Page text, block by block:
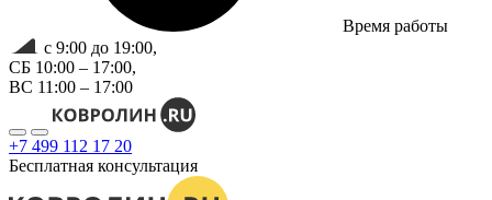
Время работы
с 9:00 до 19:00,
СБ 10:00 – 17:00,
ВС 11:00 – 17:00
+7 499 112 17 20
Бесплатная консультация